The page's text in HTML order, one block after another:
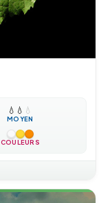
💧 💧 💧
MOYEN
COULEURS